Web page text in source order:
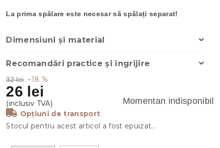
32 lei –18 %
26 lei
Momentan indisponibil
Opțiuni de transport
Stocul pentru acest articol a fost epuizat…
La prima spălare este necesar să spălați separat!
Dimensiuni și material
Recomandări practice și îngrijire